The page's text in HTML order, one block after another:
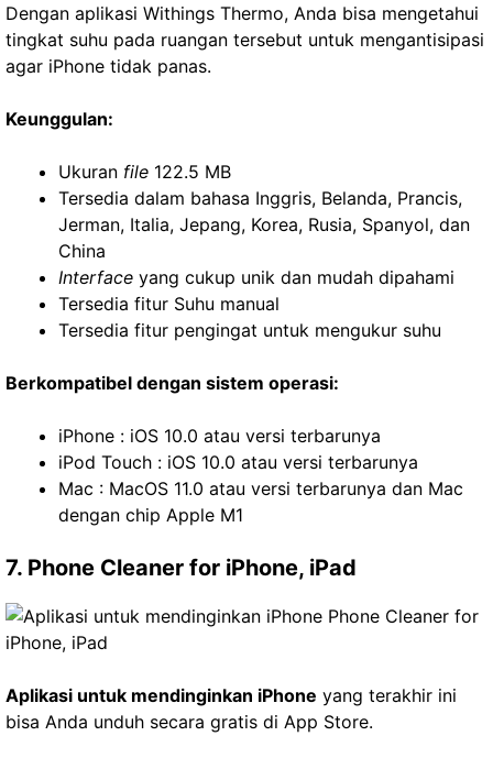
Dengan aplikasi Withings Thermo, Anda bisa mengetahui
tingkat suhu pada ruangan tersebut untuk mengantisipasi
agar iPhone tidak panas.
Keunggulan:
Ukuran file 122.5 MB
Tersedia dalam bahasa Inggris, Belanda, Prancis,
Jerman, Italia, Jepang, Korea, Rusia, Spanyol, dan
China
Interface yang cukup unik dan mudah dipahami
Tersedia fitur Suhu manual
Tersedia fitur pengingat untuk mengukur suhu
Berkompatibel dengan sistem operasi:
iPhone : iOS 10.0 atau versi terbarunya
iPod Touch : iOS 10.0 atau versi terbarunya
Mac : MacOS 11.0 atau versi terbarunya dan Mac
dengan chip Apple M1
7. Phone Cleaner for iPhone, iPad
Aplikasi untuk mendinginkan iPhone yang terakhir ini
bisa Anda unduh secara gratis di App Store.